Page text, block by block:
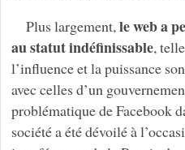
Plus largement, le web a
au statut indéfinissable,
l’influence et la puissance
avec celles d’un
problématique de Facebook
société a été dévoilé à